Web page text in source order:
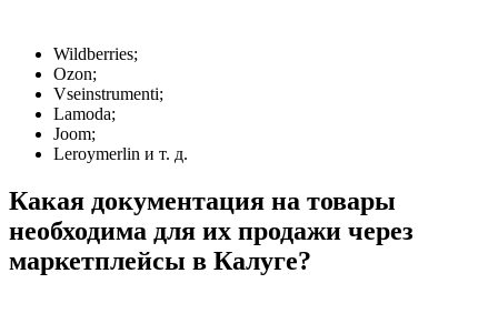
Wildberries;
Ozon;
Vseinstrumenti;
Lamoda;
Joom;
Leroymerlin и т. д.
Какая документация на товары
необходима для их продажи через
маркетплейсы в Калуге?